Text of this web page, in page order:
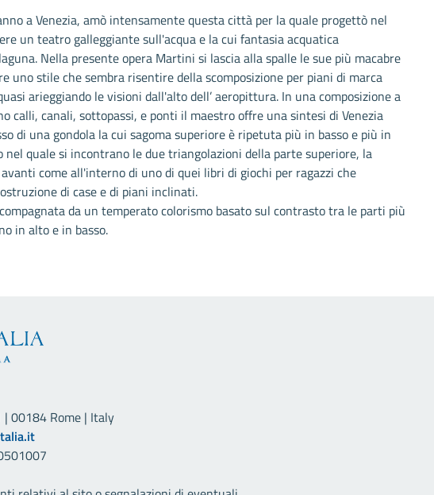
a Venezia, amò intensamente questa città per la quale progettò nel
un teatro galleggiante sull'acqua e la cui fantasia acquatica
Nella presente opera Martini si lascia alla spalle le sue più macabre
uno stile che sembra risentire della scomposizione per piani di marca
arieggiando le visioni dall'alto dell’ aeropittura. In una composizione a
calli, canali, sottopassi, e ponti il maestro offre una sintesi di Venezia
di una gondola la cui sagoma superiore è ripetuta più in basso e più in
nel quale si incontrano le due triangolazioni della parte superiore, la
come all'interno di uno di quei libri di giochi per ragazzi che
di case e di piani inclinati.
da un temperato colorismo basato sul contrasto tra le parti più
in alto e in basso.
| 00184 Rome | Italy